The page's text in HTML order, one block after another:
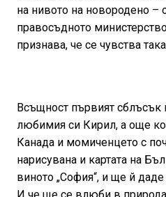
на нивото на новородено –
правосъдното
признава, че се чувства
Всъщност първият сблъсък
любимия си Кирил, а още
Канада и момиченцето с
нарисувана и картата на
виното „София“, и ще й
И че ще се влюби в